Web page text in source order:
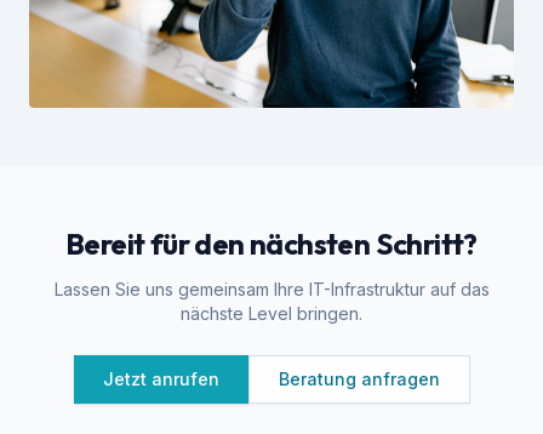
Bereit für den nächsten Schritt?
Lassen Sie uns gemeinsam Ihre IT-Infrastruktur auf das
nächste Level bringen.
Jetzt anrufen Beratung anfragen